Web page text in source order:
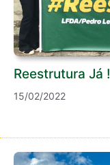
Reestrutura Já !
15/02/2022